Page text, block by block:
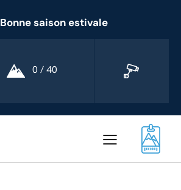
Bonne saison estivale
0 / 40